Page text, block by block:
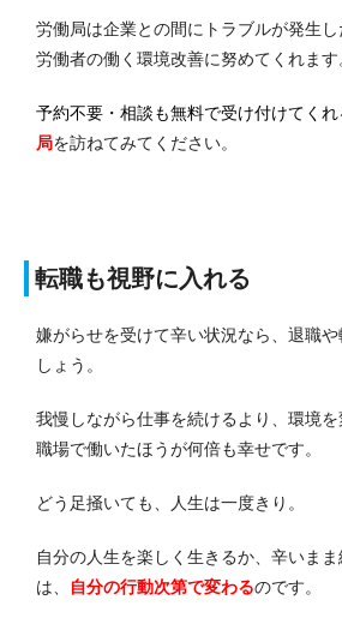
労働局は企業との間にトラブルが発生
労働者の働く環境改善に努めてくれます
予約不要・相談も無料で受け付けてくれ
局を訪ねてみてください。
転職も視野に入れる
嫌がらせを受けて辛い状況なら、退職
しょう。
我慢しながら仕事を続けるより、環境
職場で働いたほうが何倍も幸せです。
どう足掻いても、人生は一度きり。
自分の人生を楽しく生きるか、辛いま
は、
自分の行動次第で変わるのです。